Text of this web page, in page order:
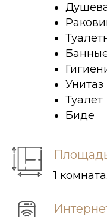
Унитаз
Туалет
Биде
1